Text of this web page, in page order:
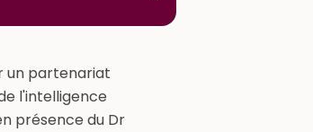
un partenariat
l'intelligence
présence du Dr